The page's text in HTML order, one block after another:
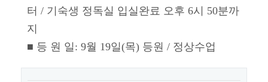
터 / 기숙생 정독실 입실완료 오후 6시 50분까
지
■ 등 원 일: 9월 19일(목) 등원 / 정상수업